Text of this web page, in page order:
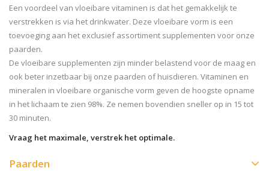
Een voordeel van vloeibare vitaminen is dat het gemakkelijk te
verstrekken is via het drinkwater. Deze vloeibare vorm is een
toevoeging aan het exclusief assortiment supplementen voor onze
paarden.
De vloeibare supplementen zijn minder belastend voor de maag en
ook beter inzetbaar bij onze paarden of huisdieren. Vitaminen en
mineralen in vloeibare organische vorm geven de hoogste opname
in het lichaam te zien 98%. Ze nemen bovendien sneller op in 15 tot
30 minuten.
Vraag het maximale, verstrek het optimale.
Paarden